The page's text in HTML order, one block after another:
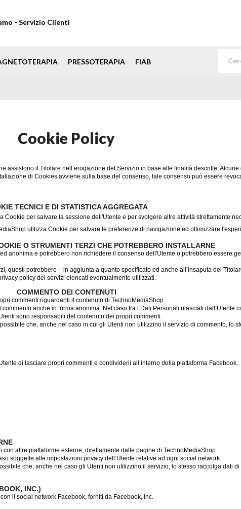
- Servizio Clienti
PRESSOTERAPIA FIAB
Cookie Policy
assistono il Titolare nell’erogazione del Servizio in base alle finalità descritte.
di Cookies avviene sulla base del consenso, tale consenso può essere
TECNICI E DI STATISTICA AGGREGATA
per salvare la sessione dell'Utente e per svolgere altre attività strettamente
utilizza Cookie per salvare le preferenze di navigazione ed ottimizzare
O STRUMENTI TERZI CHE POTREBBERO INSTALLARNE
anonima e potrebbero non richiedere il consenso dell'Utente o potrebbero essere
questi potrebbero – in aggiunta a quanto specificato ed anche all’insaputa del
policy dei servizi elencati eventualmente utilizzati.
COMMENTO DEI CONTENUTI
commenti riguardanti il contenuto di TechnoMediaShop.
anche in forma anonima. Nel caso tra i Dati Personali rilasciati dall’Utente
sono responsabili del contenuto dei propri commenti.
che, anche nel caso in cui gli Utenti non utilizzino il servizio di commento, lo
di lasciare propri commenti e condividerli all’interno della piattaforma Facebook.
altre piattaforme esterne, direttamente dalle pagine di TechnoMediaShop.
soggette alle impostazioni privacy dell’Utente relative ad ogni social network.
che, anche nel caso gli Utenti non utilizzino il servizio, lo stesso raccolga dati
INC.)
il social network Facebook, forniti da Facebook, Inc.